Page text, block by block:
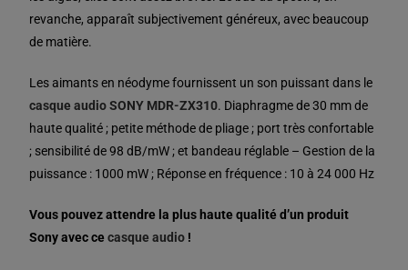
revanche, apparaît subjectivement généreux, avec beaucoup
de matière.
Les aimants en néodyme fournissent un son puissant dans le
casque audio SONY MDR-ZX310. Diaphragme de 30 mm de
haute qualité ; petite méthode de pliage ; port très confortable
; sensibilité de 98 dB/mW ; et bandeau réglable – Gestion de la
puissance : 1000 mW ; Réponse en fréquence : 10 à 24 000 Hz
Vous pouvez attendre la plus haute qualité d’un produit
Sony avec cecasque audio !